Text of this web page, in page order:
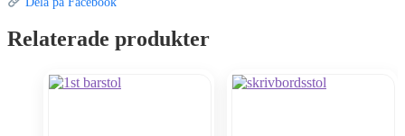
Relaterade produkter